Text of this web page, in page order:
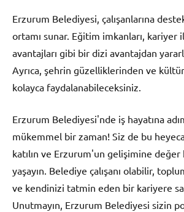
Erzurum Belediyesi, çalışanlarına
ortamı sunar. Eğitim imkanları, kariyer
avantajları gibi bir dizi avantajdan
Ayrıca, şehrin güzelliklerinden ve
kolayca faydalanabileceksiniz.
Erzurum Belediyesi'nde iş hayatına
mükemmel bir zaman! Siz de bu
katılın ve Erzurum'un gelişimine değer
yaşayın. Belediye çalışanı olabilir,
ve kendinizi tatmin eden bir kariyere
Unutmayın, Erzurum Belediyesi sizin